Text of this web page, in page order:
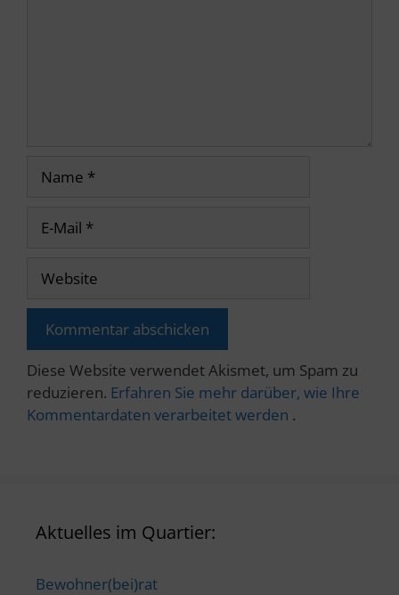
Mail
Diese Website verwendet Akismet, um Spam zu
reduzieren. Erfahren Sie mehr darüber, wie Ihre
Kommentardaten verarbeitet werden .
Aktuelles im Quartier:
Bewohner(bei)rat